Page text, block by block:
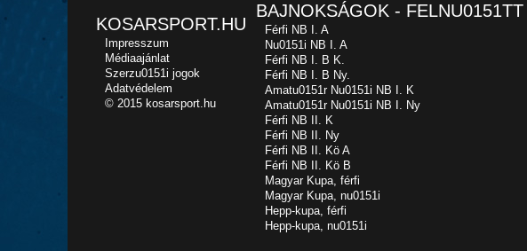
BAJNOKSÁGOK - FELNU0151TT
Férfi NB I. A
Nu0151i NB I. A
Férfi NB I. B K.
Férfi NB I. B Ny.
Amatu0151r Nu0151i NB I. K
Amatu0151r Nu0151i NB I. Ny
Férfi NB II. K
Férfi NB II. Ny
Férfi NB II. Kö A
Férfi NB II. Kö B
Magyar Kupa, férfi
Magyar Kupa, nu0151i
Hepp-kupa, férfi
Hepp-kupa, nu0151i
KOSARSPORT.HU
Impresszum
Médiaajánlat
Szerzu0151i jogok
Adatvédelem
© 2015 kosarsport.hu